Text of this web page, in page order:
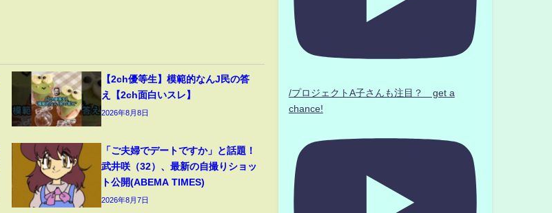
【2ch優等生】模範的なんJ民の答
え【2ch面白いスレ】
2026年8月8日
「ご夫婦でデートですか」と話題！
武井咲（32）、最新の自撮りショッ
ト公開(ABEMA TIMES)
2026年8月7日
/プロジェクトA子さんも注目？ get a
chance!